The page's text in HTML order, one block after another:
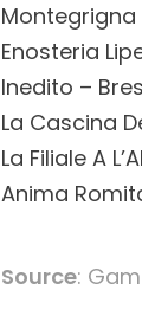
Montegrigna
Enosteria
Inedito –
La Cascina
La Filiale A
Anima
Source: